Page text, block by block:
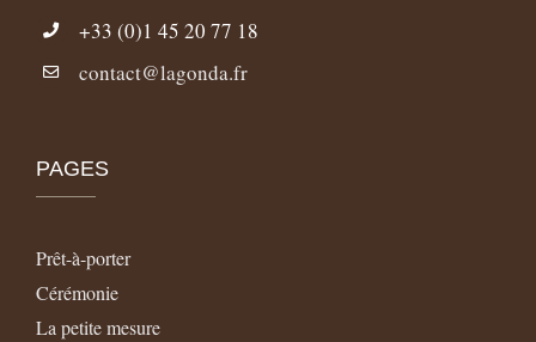
+33 (0)1 45 20 77 18
contact@lagonda.fr
PAGES
Prêt-à-porter
Cérémonie
La petite mesure